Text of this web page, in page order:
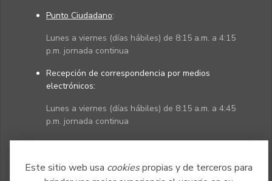
Este sitio web usa cookiespropias y de terceros para
Punto Ciudadano:
Lunes a viernes (días hábiles) de 8:15 a.m. a 4:15
p.m. jornada continua
Recepción de correspondencia por medios
electrónicos:
Lunes a viernes (días hábiles) de 8:15 a.m. a 4:45
p.m. jornada continua